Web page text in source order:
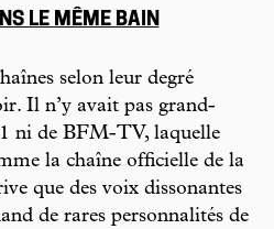
LE MÊME BAIN
selon leur degré
Il n’y avait pas grand-
ni de BFM-TV, laquelle
la chaîne officielle de la
que des voix dissonantes
de rares personnalités de